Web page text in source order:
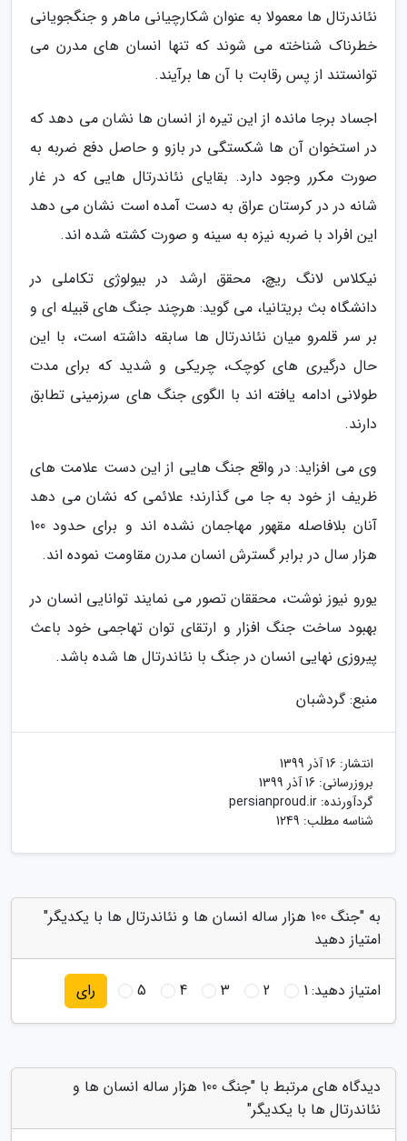
نئاندرتال ها معمولا به عنوان شکارچیانی ماهر و جنگجویانی
خطرناک شناخته می شوند که تنها انسان های مدرن می
توانستند از پس رقابت با آن ها برآیند.
اجساد برجا مانده از این تیره از انسان ها نشان می دهد که
در استخوان آن ها شکستگی در بازو و حاصل دفع ضربه به
صورت مکرر وجود دارد. بقایای نئاندرتال هایی که در غار
شانه در در کرستان عراق به دست آمده است نشان می دهد
این افراد با ضربه نیزه به سینه و صورت کشته شده اند.
نیکلاس لانگ ریچ، محقق ارشد در بیولوژی تکاملی در
دانشگاه بث بریتانیا، می گوید: هرچند جنگ های قبیله ای و
بر سر قلمرو میان نئاندرتال ها سابقه داشته است، با این
حال درگیری های کوچک، چریکی و شدید که برای مدت
طولانی ادامه یافته اند با الگوی جنگ های سرزمینی تطابق
دارند.
وی می افزاید: در واقع جنگ هایی از این دست علامت های
ظریف از خود به جا می گذارند؛ علائمی که نشان می دهد
آنان بلافاصله مقهور مهاجمان نشده اند و برای حدود 100
هزار سال در برابر گسترش انسان مدرن مقاومت نموده اند.
یورو نیوز نوشت، محققان تصور می نمایند توانایی انسان در
بهبود ساخت جنگ افزار و ارتقای توان تهاجمی خود باعث
پیروزی نهایی انسان در جنگ با نئاندرتال ها شده باشد.
منبع: گردشبان
انتشار: 16 آذر 1399
بروزرسانی: 16 آذر 1399
گردآورنده: persianproud.ir
شناسه مطلب: 1249
به "جنگ 100 هزار ساله انسان ها و نئاندرتال ها با یکدیگر"
امتیاز دهید
امتیاز دهید:1
2
3
4
5 رای
دیدگاه های مرتبط با "جنگ 100 هزار ساله انسان ها و
نئاندرتال ها با یکدیگر"